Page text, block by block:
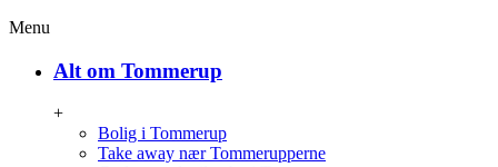
Menu
Alt om Tommerup
+
Bolig i Tommerup
Take away nær Tommerupperne